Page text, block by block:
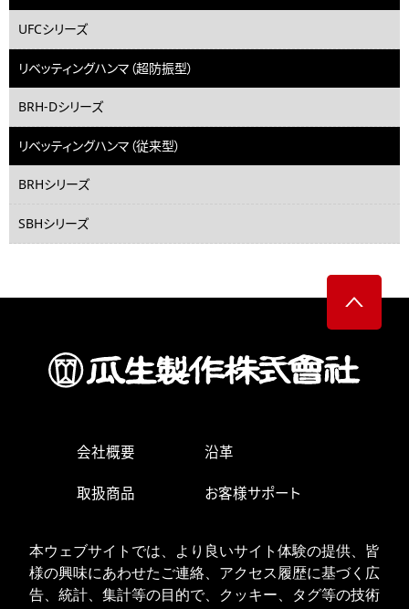
本ウェブサイトでは、より良いサイト体験の提供、皆
様の興味にあわせたご連絡、アクセス履歴に基づく広
告、統計、集計等の目的で、クッキー、タグ等の技術
UFCシリーズ
リベッティングハンマ（超防振型）
BRH-Dシリーズ
リベッティングハンマ（従来型）
BRHシリーズ
SBHシリーズ
会社概要 沿革
取扱商品 お客様サポート
お問い合わせ